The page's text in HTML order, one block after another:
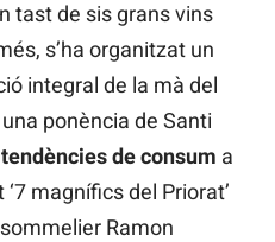
tast de sis grans vins
s’ha organitzat un
integral de la mà del
una ponència de Santi
de consum a
magnífics del Priorat’
Ramon